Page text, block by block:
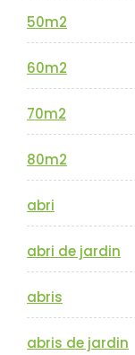
50m2
60m2
70m2
80m2
abri
abri de jardin
abris
abris de jardin